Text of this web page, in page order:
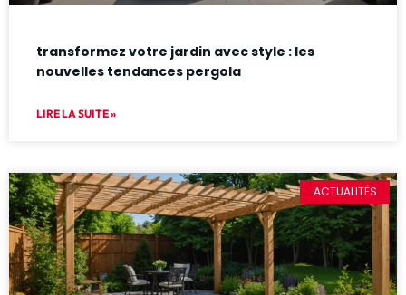
transformez votre jardin avec style : les
nouvelles tendances pergola
LIRE LA SUITE »
ACTUALITÉS